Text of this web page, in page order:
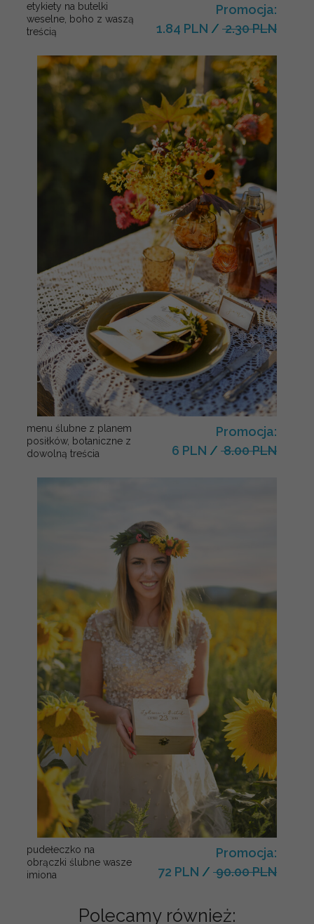
etykiety na butelki
weselne, boho z waszą
treścią
Promocja:
1.84 PLN / 2.30 PLN
menu ślubne z planem
posiłków, botaniczne z
dowolną treścia
Promocja:
6 PLN / 8.00 PLN
pudełeczko na
obrączki ślubne wasze
imiona
Promocja:
72 PLN / 90.00 PLN
Polecamy również: